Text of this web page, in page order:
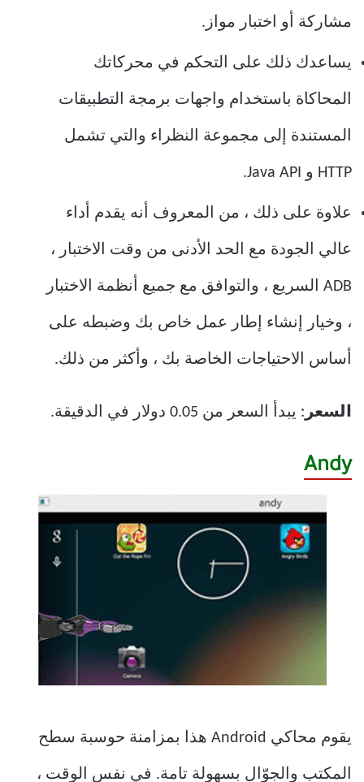
مشاركة أو اختبار مواز.
يساعدك ذلك على التحكم في محركاتك
المحاكاة باستخدام واجهات برمجة التطبيقات
المستندة إلى مجموعة النظراء والتي تشمل
HTTP و Java API.
علاوة على ذلك ، من المعروف أنه يقدم أداء
عالي الجودة مع الحد الأدنى من وقت الاختبار ،
ADB السريع ، والتوافق مع جميع أنظمة الاختبار
، وخيار إنشاء إطار عمل خاص بك وضبطه على
أساس الاحتياجات الخاصة بك ، وأكثر من ذلك.
السعر : يبدأ السعر من 0.05 دولار في الدقيقة.
Andy
يقوم محاكي Android هذا بمزامنة حوسبة سطح
المكتب والجوّال بسهولة تامة. في نفس الوقت ،